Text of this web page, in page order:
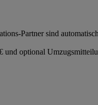
Partner sind
und optional